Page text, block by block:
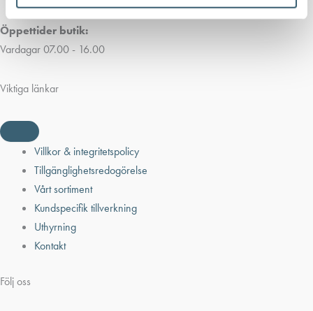
Öppettider butik:
Vardagar 07.00 - 16.00
Viktiga länkar
Villkor & integritetspolicy
Tillgänglighetsredogörelse
Vårt sortiment
Kundspecifik tillverkning
Uthyrning
Kontakt
Följ oss